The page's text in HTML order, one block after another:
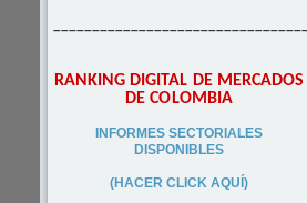
RANKING DIGITAL DE MERCADOS
DE COLOMBIA
INFORMES SECTORIALES
DISPONIBLES
(HACER CLICK AQUÍ)